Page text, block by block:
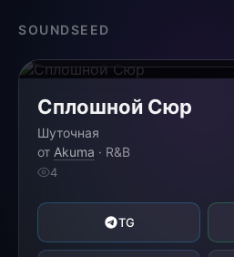
SOUNDSEED
Сплошной Сюр
Шуточная
от Akuma · R&B
4
TG